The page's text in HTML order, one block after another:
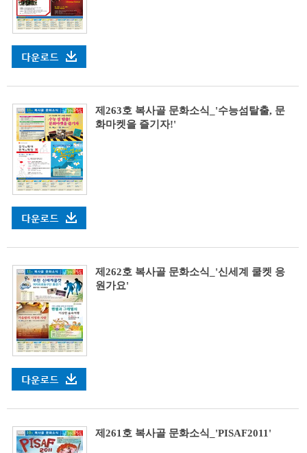
제263호 복사골 문화소식_'수능섬탈출, 문
화마켓을 즐기자!'
제262호 복사골 문화소식_'신세계 쿨켓 응
원가요'
제261호 복사골 문화소식_'PISAF2011'